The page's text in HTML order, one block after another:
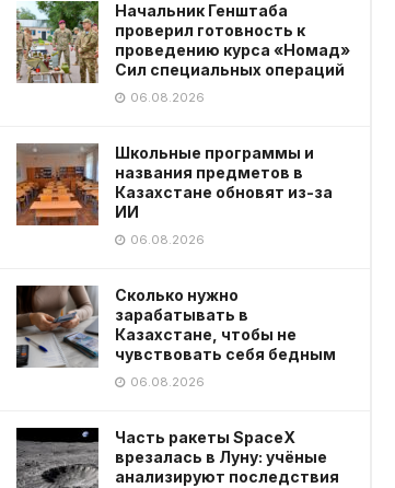
Начальник Генштаба
проверил готовность к
проведению курса «Номад»
Сил специальных операций
06.08.2026
Школьные программы и
названия предметов в
Казахстане обновят из-за
ИИ
06.08.2026
Сколько нужно
зарабатывать в
Казахстане, чтобы не
чувствовать себя бедным
06.08.2026
Часть ракеты SpaceX
врезалась в Луну: учёные
анализируют последствия